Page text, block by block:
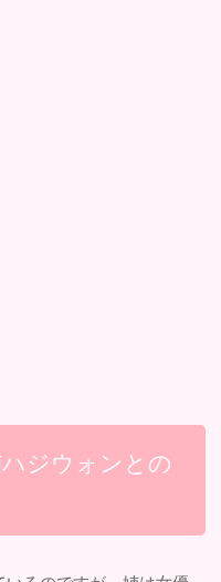
ジウォンとの